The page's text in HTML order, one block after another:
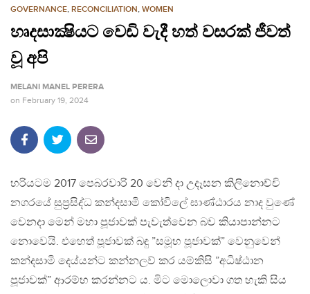
GOVERNANCE, RECONCILIATION, WOMEN
හෘදසාක්‍ෂියට වෙඩි වැදී හත් වසරක් ජීවත්
වූ අපි
MELANI MANEL PERERA
on February 19, 2024
හරියටම 2017 පෙබරවාරි 20 වෙනි දා උදෑසන කිලිනොච්චි
නගරයේ සුප්‍රසිද්ධ කන්දසාමි කෝවිලේ ඝාණ්ඨාරය නාද වුණේ
වෙනදා මෙන් මහා පූජාවක් පැවැත්වෙන බව කියාපාන්නට
නොවෙයි. එහෙත් පූජාවක් බඳු ”සමූහ පූජාවක්” වෙනුවෙන්
කන්දසාමි දෙය්යන්ට කන්නලව් කර යම්කිසි ”අධිෂ්ඨාන
පූජාවක්” ආරම්භ කරන්නට ය. මිට මොලොවා ගත හැකි සිය